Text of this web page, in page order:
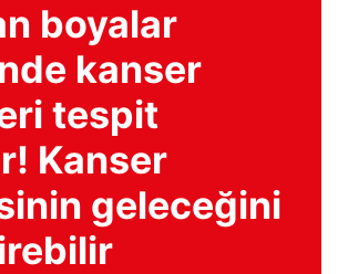
boyalar
kanser
tespit
Kanser
geleceğini